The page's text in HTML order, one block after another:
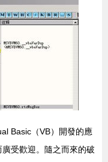
Basic（VB）開發的應
受歡迎。隨之而來的破